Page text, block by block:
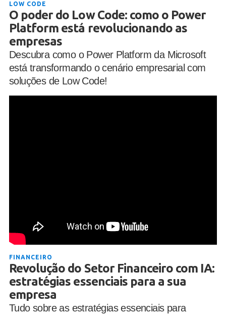
LOW CODE
O poder do Low Code: como o Power
Platform está revolucionando as
empresas
Descubra como o Power Platform da Microsoft
está transformando o cenário empresarial com
soluções de Low Code!
FINANCEIRO
Revolução do Setor Financeiro com IA:
estratégias essenciais para a sua
empresa
Tudo sobre as estratégias essenciais para